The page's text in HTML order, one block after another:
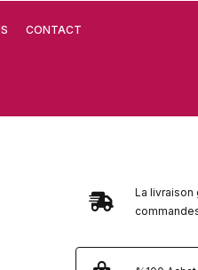
CONTACT
La